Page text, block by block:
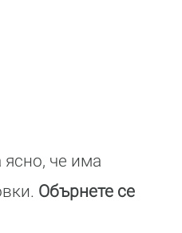
че има
Обърнете се